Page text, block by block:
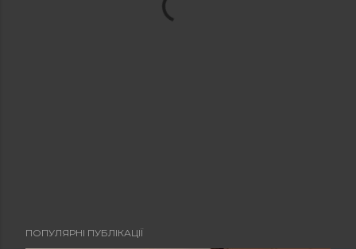
ПОПУЛЯРНІ ПУБЛІКАЦІЇ